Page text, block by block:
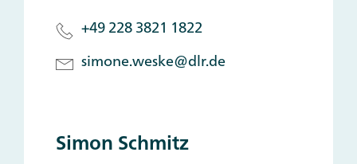
+49 228 3821 1822
simone.weske@dlr.de
Simon Schmitz